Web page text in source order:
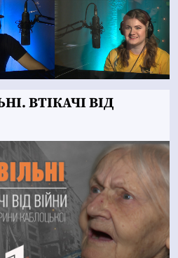
ВТІКАЧІ ВІД